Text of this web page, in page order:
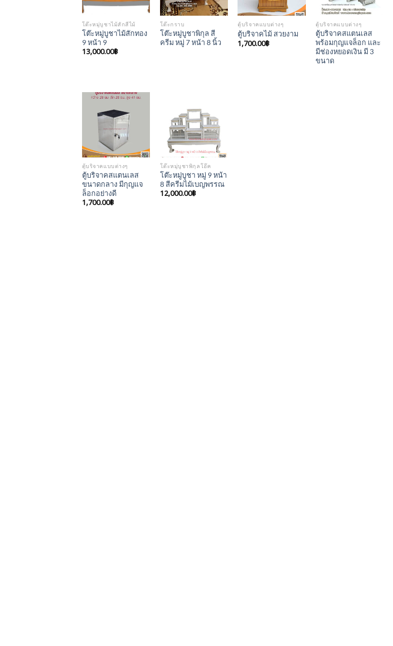
โต๊ะหมู่บูชาไม้สักสีไม้
โต๊ะหมู่บูชาไม้สักทอง
9 หน้า 9
13,000.00฿
โต๊ะกราบ
โต๊ะหมู่บูชาพิกุล สี
ครีม หมู่ 7 หน้า 8 นิ้ว
ตู้บริจาคแบบต่างๆ
ตู้บริจาคไม้ สวยงาม
1,700.00฿
ตู้บริจาคแบบต่างๆ
ตู้บริจาคสแตนเลส
พร้อมกุญแจล็อก และ
มีช่องหยอดเงิน มี 3
ขนาด
Add to
Wishlist
ตู้บริจาคแบบต่างๆ
ตู้บริจาคสแตนเลส
ขนาดกลาง มีกุญแจ
ล็อกอย่างดี
1,700.00฿
Add to
Wishlist
โต๊ะหมู่บูชาพิกุลโอ๊ค
โต๊ะหมู่บูชา หมู่ 9 หน้า
8 สีครีมไม้เบญพรรณ
12,000.00฿